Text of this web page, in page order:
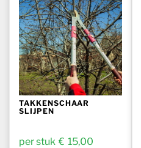
TAKKENSCHAAR
SLIJPEN
€ 15,00